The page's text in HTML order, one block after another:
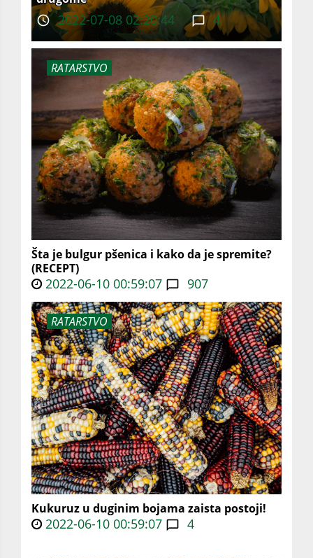
2022-07-08 02:20:44 4
RATARSTVO
Šta je bulgur pšenica i kako da je spremite?
(RECEPT)
2022-06-10 00:59:07 907
RATARSTVO
Kukuruz u duginim bojama zaista postoji!
2022-06-10 00:59:07 4